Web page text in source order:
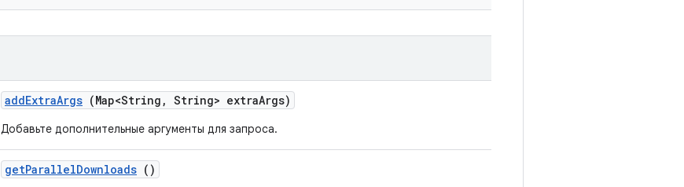
addExtraArgs (Map<String , String> extraArgs)
Добавьте дополнительные аргументы для запроса.
getParallelDownloads ()